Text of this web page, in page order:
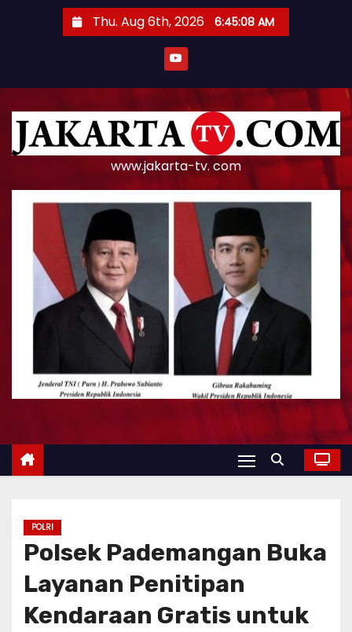
Thu. Aug 6th, 2026 6:45:09 AM
www.jakarta-tv. com
POLRI
Polsek Pademangan Buka
Layanan Penitipan
Kendaraan Gratis untuk